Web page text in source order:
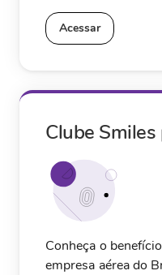
Acessar
Clube
Conheça o
empresa aérea do